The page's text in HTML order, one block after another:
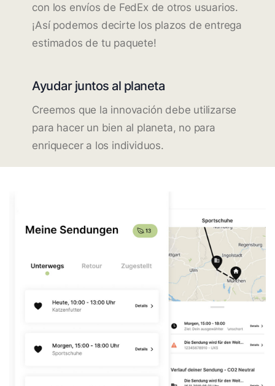
con los envíos de FedEx de otros usuarios.
¡Así podemos decirte los plazos de entrega
estimados de tu paquete!
Ayudar juntos al planeta
Creemos que la innovación debe utilizarse
para hacer un bien al planeta, no para
enriquecer a los individuos.